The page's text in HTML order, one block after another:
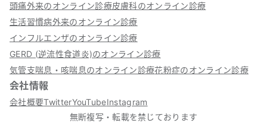
頭痛外来のオンライン診療皮膚科のオンライン診療
生活習慣病外来のオンライン診療
インフルエンザのオンライン診療
GERD (逆流性食道炎)のオンライン診療
気管支喘息・咳喘息のオンライン診療花粉症のオンライン診療
会社情報
会社概要TwitterYouTubeInstagram
無断複写・転載を禁じております